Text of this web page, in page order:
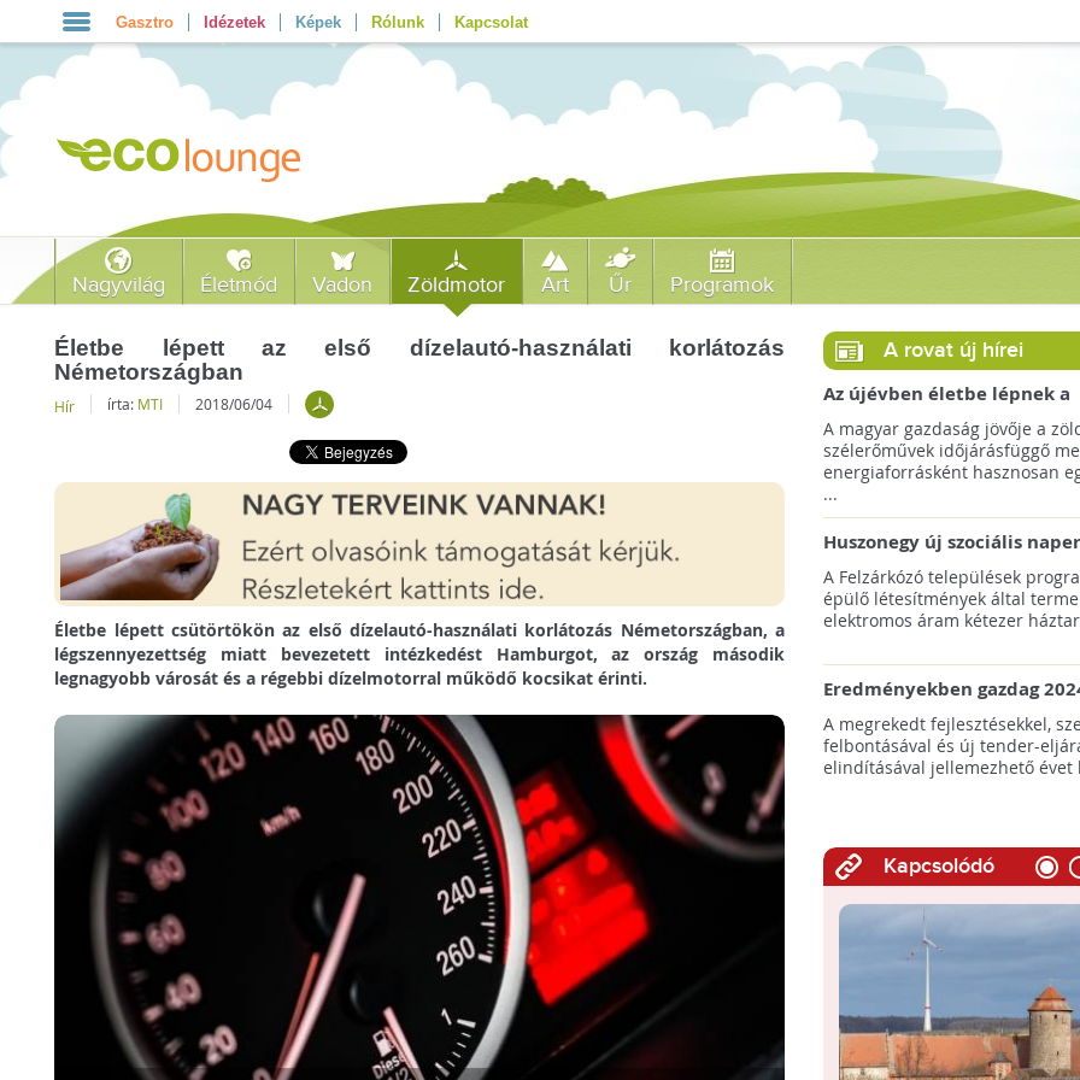
Gasztro Idézetek Képek Rólunk Kapcsolat
Nagyvilág Életmód Vadon Zöldmotor Art Űr Programok
Életbe lépett az első dízelautó-használati korlátozás
Németországban
Hír írta: MTI 2018/06/04
Életbe lépett csütörtökön az első dízelautó-használati korlátozás Németországban, a
légszennyezettség miatt bevezetett intézkedést Hamburgot, az ország második
legnagyobb városát és a régebbi dízelmotorral működő kocsikat érinti.
A rovat új hírei
Az újévben életbe lépnek a
szélerőművek telepítését
megkönnyítő rendelkezések
A magyar gazdaság jövője a
szélerőművek időjárásfüggő
energiaforrásként hasznosan
...
Huszonegy új szociális
hátrányos helyzetű
külterületén!
A Felzárkózó települések
épülő létesítmények által
elektromos áram kétezer
Eredményekben gazdag
az amerikai tengeri
A megrekedt fejlesztésekkel,
felbontásával és új tender-
elindításával jellemezhető évet
Kapcsolódó